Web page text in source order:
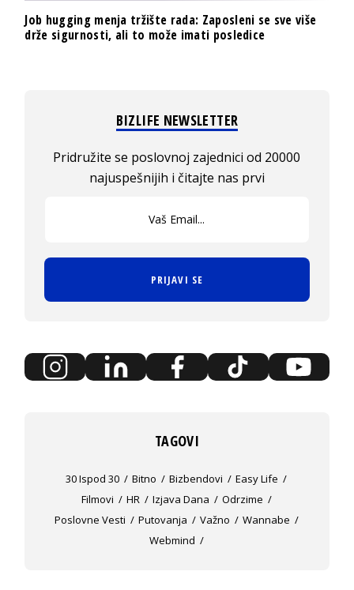
Job hugging menja tržište rada: Zaposleni se sve više
drže sigurnosti, ali to može imati posledice
BIZLIFE NEWSLETTER
Pridružite se poslovnoj zajednici od 20000
najuspešnijih i čitajte nas prvi
PRIJAVI SE
TAGOVI
30 Ispod 30 Bitno Bizbendovi
Easy Life
Filmovi
HR Izjava Dana
Odrzime
Poslovne Vesti
Putovanja Važno
Wannabe
Webmind